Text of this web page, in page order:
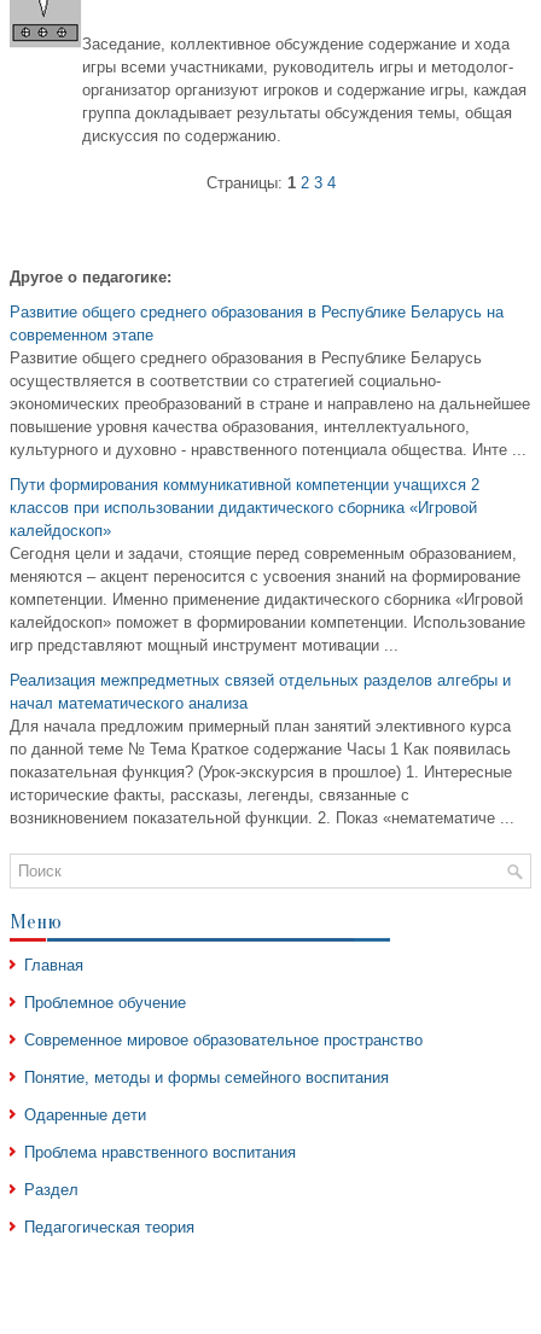
Заседание, коллективное обсуждение содержание и хода
игры всеми участниками, руководитель игры и методолог-
организатор организуют игроков и содержание игры, каждая
группа докладывает результаты обсуждения темы, общая
дискуссия по содержанию.
Страницы: 1 2 3 4
Другое о педагогике:
Развитие общего среднего образования в Республике Беларусь на
современном этапе
Развитие общего среднего образования в Республике Беларусь
осуществляется в соответствии со стратегией социально-
экономических преобразований в стране и направлено на дальнейшее
повышение уровня качества образования, интеллектуального,
культурного и духовно - нравственного потенциала общества. Инте ...
Пути формирования коммуникативной компетенции учащихся 2
классов при использовании дидактического сборника «Игровой
калейдоскоп»
Сегодня цели и задачи, стоящие перед современным образованием,
меняются – акцент переносится с усвоения знаний на формирование
компетенции. Именно применение дидактического сборника «Игровой
калейдоскоп» поможет в формировании компетенции. Использование
игр представляют мощный инструмент мотивации ...
Реализация межпредметных связей отдельных разделов алгебры и
начал математического анализа
Для начала предложим примерный план занятий элективного курса
по данной теме № Тема Краткое содержание Часы 1 Как появилась
показательная функция? (Урок-экскурсия в прошлое) 1. Интересные
исторические факты, рассказы, легенды, связанные с
возникновением показательной функции. 2. Показ «нематематиче ...
Меню
Главная
Проблемное обучение
Современное мировое образовательное пространство
Понятие, методы и формы семейного воспитания
Одаренные дети
Проблема нравственного воспитания
Раздел
Педагогическая теория